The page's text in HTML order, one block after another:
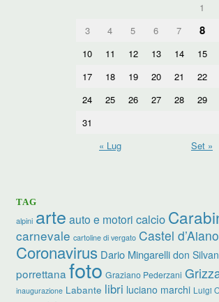
1
3
4 5 6 7 8
10
11 12 13 14 15
17
18 19 20 21 22
24
25 26 27 28 29
31
« Lug
Set »
TAG
alpini arte auto e motori calcio
carnevale cartoline di vergato Castel d’Aiano
Coronavirus Dario Mingarelli don
porrettana foto Graziano Pederzani
inaugurazione Labante libri luciano marchi Luigi